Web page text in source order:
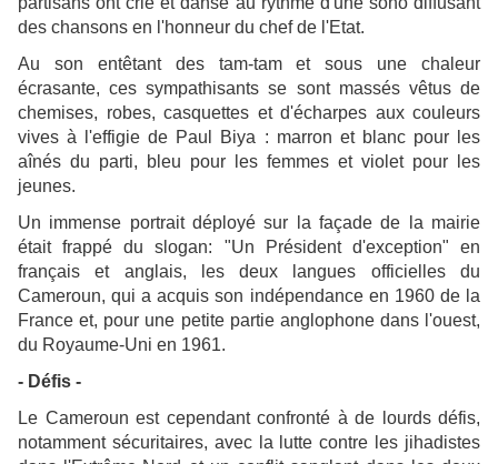
des chansons en l'honneur du chef de l'Etat.
Au son entêtant des tam-tam et sous une chaleur
écrasante, ces sympathisants se sont massés vêtus de
chemises, robes, casquettes et d'écharpes aux couleurs
vives à l'effigie de Paul Biya : marron et blanc pour les
aînés du parti, bleu pour les femmes et violet pour les
jeunes.
Un immense portrait déployé sur la façade de la mairie
était frappé du slogan: "Un Président d'exception" en
français et anglais, les deux langues officielles du
Cameroun, qui a acquis son indépendance en 1960 de la
France et, pour une petite partie anglophone dans l'ouest,
du Royaume-Uni en 1961.
- Défis -
Le Cameroun est cependant confronté à de lourds défis,
notamment sécuritaires, avec la lutte contre les jihadistes